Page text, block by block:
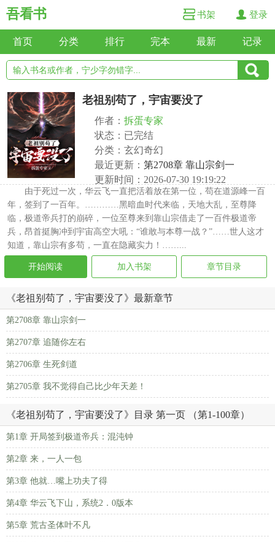
吾看书 书架 登录
首页 分类 排行 完本 最新 记录
老祖别苟了，宇宙要没了
作者： 拆蛋专家
状态：已完结
分类：玄幻奇幻
最近更新： 第2708章 靠山宗剑一
更新时间：2026-07-30 19:19:22
由于死过一次，华云飞一直把活着放在第一位，苟在道源峰一百
年，签到了一百年。…………黑暗血时代来临，天地大乱，至尊降
临，极道帝兵打的崩碎，一位至尊来到靠山宗借走了一百件极道帝
兵，昂首挺胸冲到宇宙高空大吼：“谁敢与本尊一战？”……世人这才
知道，靠山宗有多苟，一直在隐藏实力！……...
开始阅读 加入书架 章节目录
《老祖别苟了，宇宙要没了》最新章节
第2708章 靠山宗剑一
第2707章 追随你左右
第2706章 生死剑道
第2705章 我不觉得自己比少年天差！
《老祖别苟了，宇宙要没了》目录 第一页 （第1-100章）
第1章 开局签到极道帝兵：混沌钟
第2章 来，一人一包
第3章 他就…嘴上功夫了得
第4章 华云飞下山，系统2．0版本
第5章 荒古圣体叶不凡